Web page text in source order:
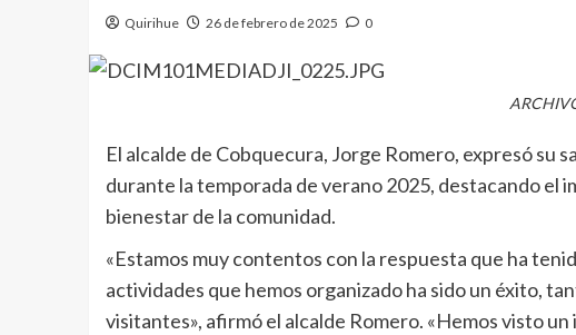
Quirihue 26 de febrero de 2025 0
El alcalde de Cobquecura, Jorge Romero, expresó
durante la temporada de verano 2025, destacando el
bienestar de la comunidad.
«Estamos muy contentos con la respuesta que ha
actividades que hemos organizado ha sido un éxito,
visitantes», afirmó el alcalde Romero. «Hemos visto